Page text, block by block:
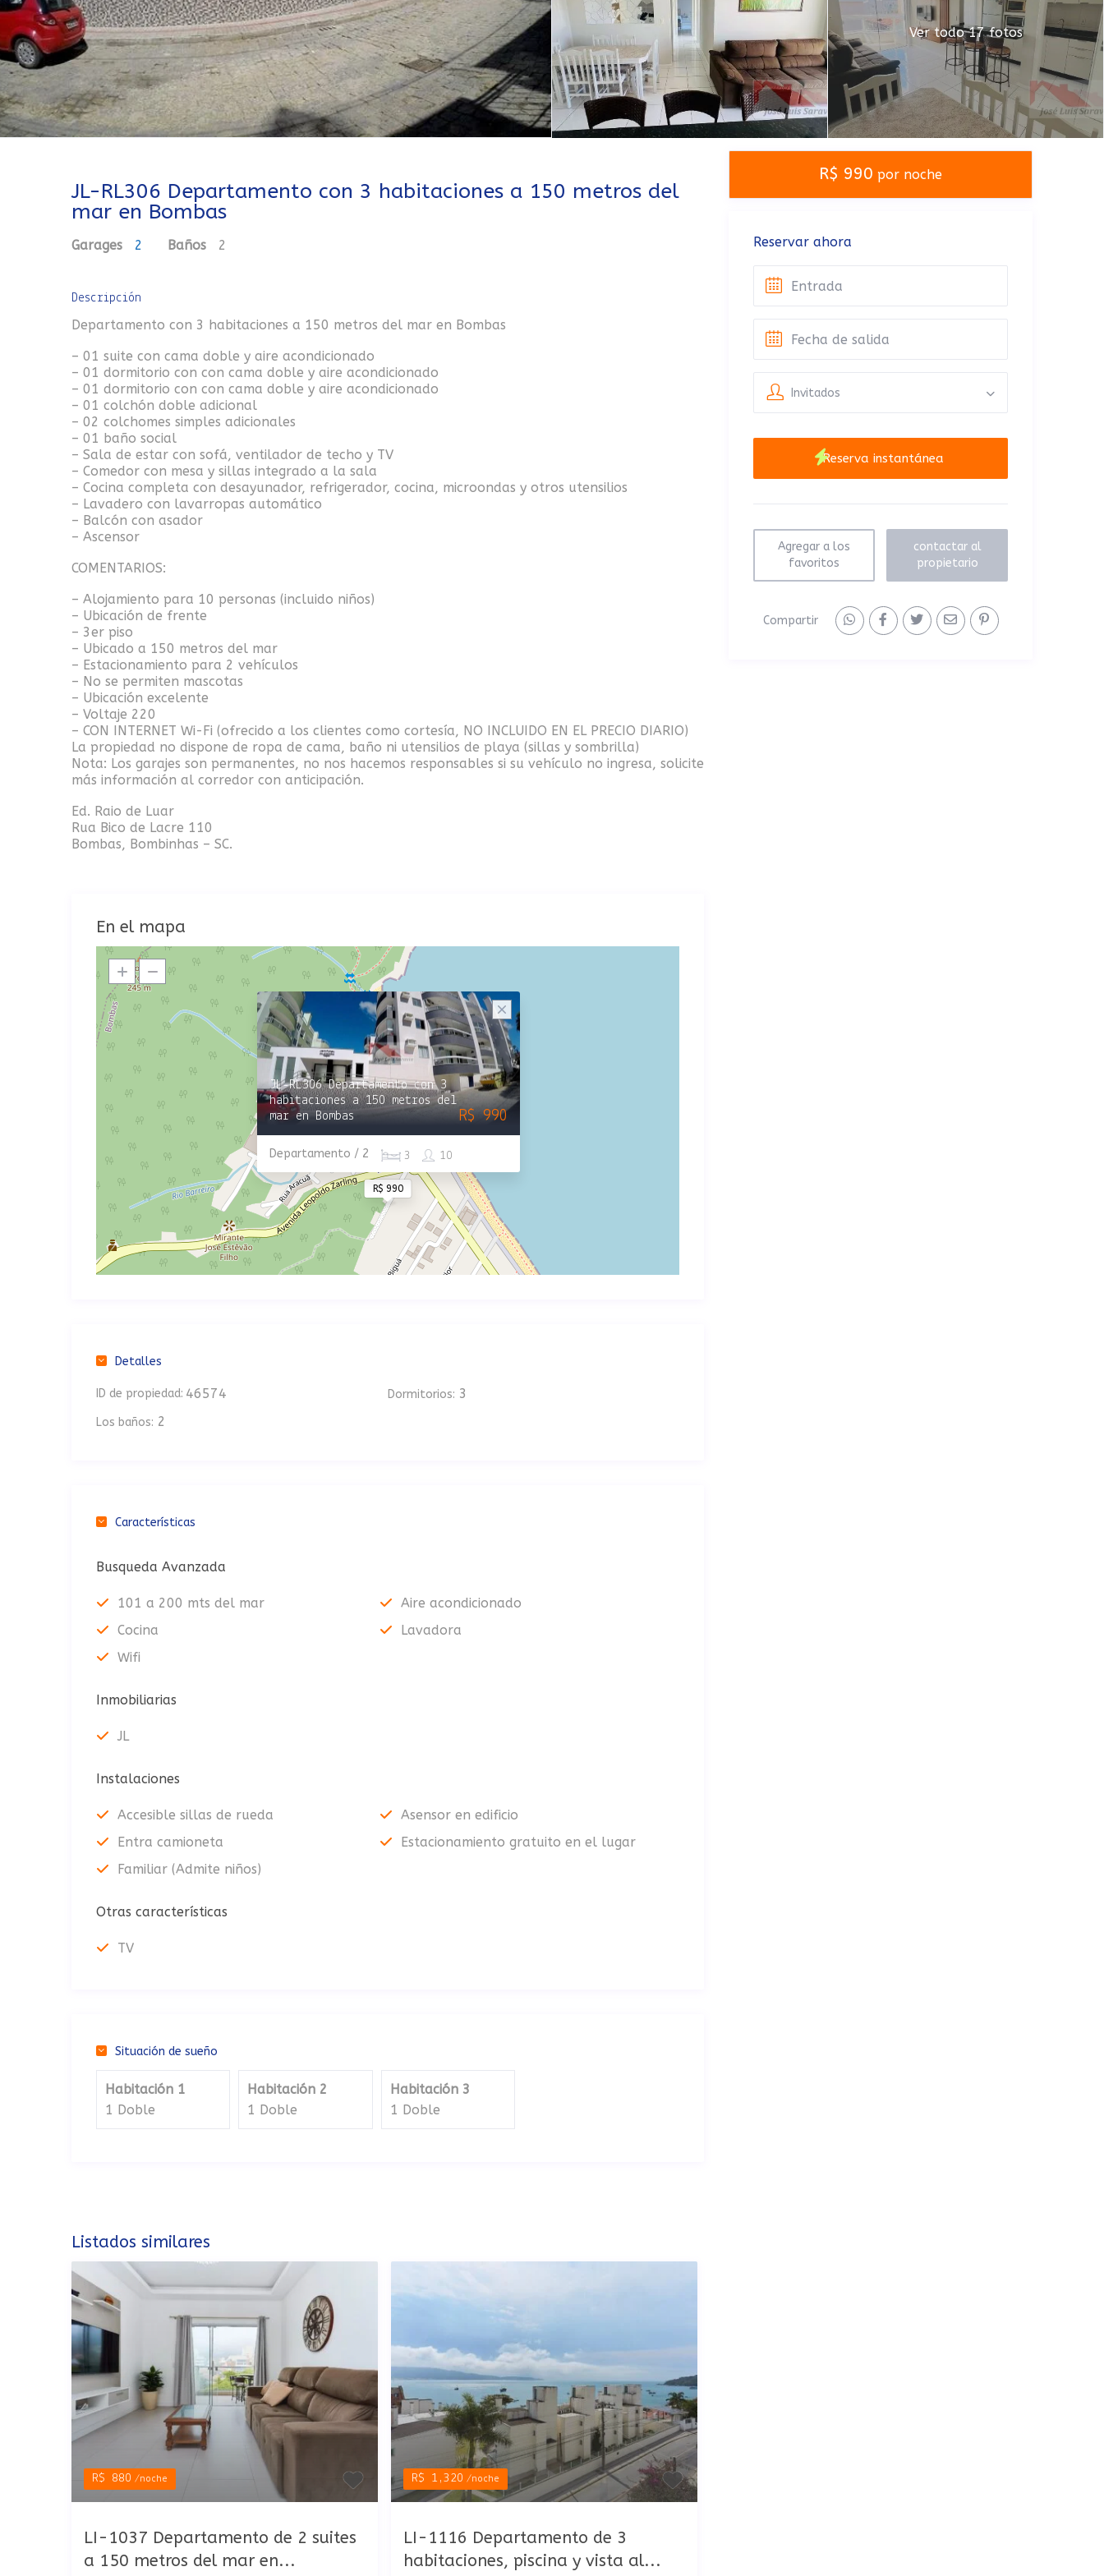
Ver todo 17 fotos
JL-RL306 Departamento con 3 habitaciones a 150 metros del
mar en Bombas
Garages 2 Baños 2
Descripción
Departamento con 3 habitaciones a 150 metros del mar en Bombas
– 01 suite con cama doble y aire acondicionado
– 01 dormitorio con con cama doble y aire acondicionado
– 01 dormitorio con con cama doble y aire acondicionado
– 01 colchón doble adicional
– 02 colchomes simples adicionales
– 01 baño social
– Sala de estar con sofá, ventilador de techo y TV
– Comedor con mesa y sillas integrado a la sala
– Cocina completa con desayunador, refrigerador, cocina, microondas y otros utensilios
– Lavadero con lavarropas automático
– Balcón con asador
– Ascensor
COMENTARIOS:
– Alojamiento para 10 personas (incluido niños)
– Ubicación de frente
– 3er piso
– Ubicado a 150 metros del mar
– Estacionamiento para 2 vehículos
– No se permiten mascotas
– Ubicación excelente
– Voltaje 220
– CON INTERNET Wi-Fi (ofrecido a los clientes como cortesía, NO INCLUIDO EN EL PRECIO DIARIO)
La propiedad no dispone de ropa de cama, baño ni utensilios de playa (sillas y sombrilla)
Nota: Los garajes son permanentes, no nos hacemos responsables si su vehículo no ingresa, solicite
más información al corredor con anticipación.
Ed. Raio de Luar
Rua Bico de Lacre 110
Bombas, Bombinhas – SC.
En el mapa
R$ 990
JL-RL306 Departamento con 3
habitaciones a 150 metros del
mar en Bombas
Departamento / 2 10
3
R$ 990
Detalles
ID de propiedad: 46574 Dormitorios: 3
Los baños: 2
Características
Busqueda Avanzada
101 a 200 mts del mar
Aire acondicionado
Cocina
Lavadora
Wifi
Inmobiliarias
JL
Instalaciones
Accesible sillas de rueda
Asensor en edificio
Entra camioneta
Estacionamiento gratuito en el lugar
Familiar (Admite niños)
Otras características
TV
Situación de sueño
Habitación 1
1 Doble
Habitación 2
1 Doble
Habitación 3
1 Doble
Listados similares
R$ 880/noche
LI-1037 Departamento de 2 suites
a 150 metros del mar en...
R$ 1,320/noche
LI-1116 Departamento de 3
habitaciones, piscina y vista al...
R$ 990 por noche
Reservar ahora
Invitados
Agregar a los
favoritos
contactar al
propietario
Compartir